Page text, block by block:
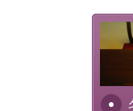
諏訪湖の穏やかな
温かいおもてなし
り特別なものにし
早めのご予約で、
夕食
場合
お選